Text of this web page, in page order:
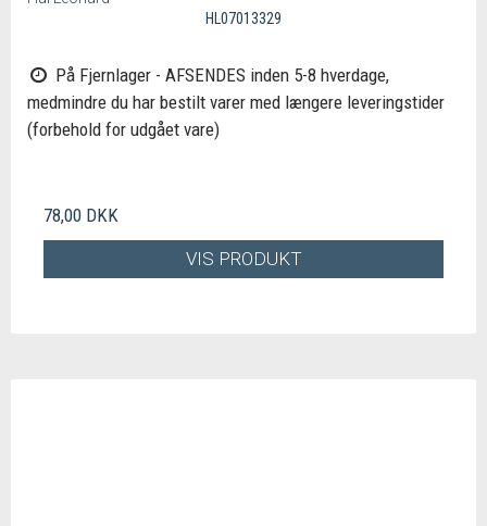
HL07013329
På Fjernlager - AFSENDES inden 5-8 hverdage,
medmindre du har bestilt varer med længere leveringstider
(forbehold for udgået vare)
78,00 DKK
VIS PRODUKT